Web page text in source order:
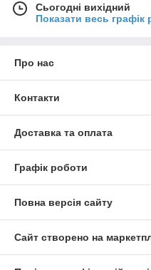
Сьогодні вихідний
Показати весь графік
Про нас
Контакти
Доставка та оплата
Графік роботи
Повна версія сайту
Сайт створено на